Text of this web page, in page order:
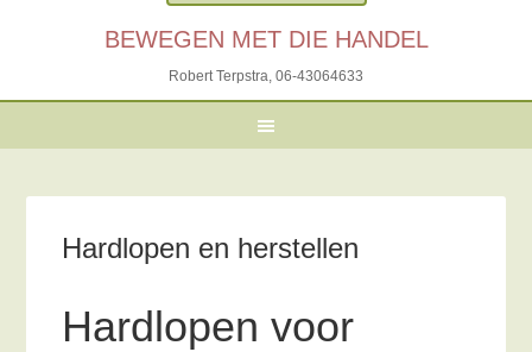
BEWEGEN MET DIE HANDEL
Robert Terpstra, 06-43064633
Hardlopen en herstellen
Hardlopen voor